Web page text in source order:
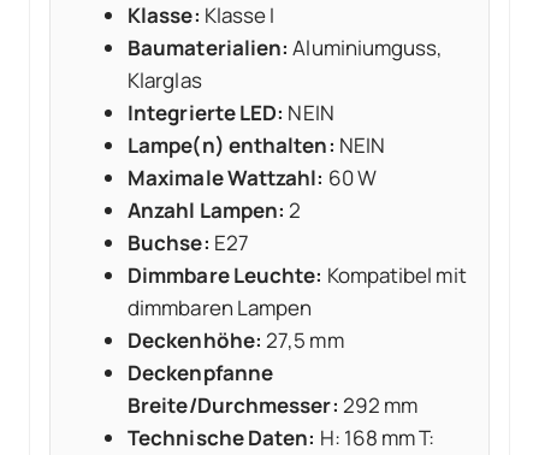
Klasse: Klasse I
Baumaterialien: Aluminiumguss,
Klarglas
Integrierte LED: NEIN
Lampe(n) enthalten: NEIN
Maximale Wattzahl: 60 W
Anzahl Lampen: 2
Buchse: E27
Dimmbare Leuchte: Kompatibel mit
dimmbaren Lampen
Deckenhöhe: 27,5 mm
Deckenpfanne
Breite/Durchmesser: 292 mm
Technische Daten: H: 168 mm T: